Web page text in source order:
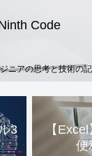
Code
ニアの思考と技術の
3
【
便